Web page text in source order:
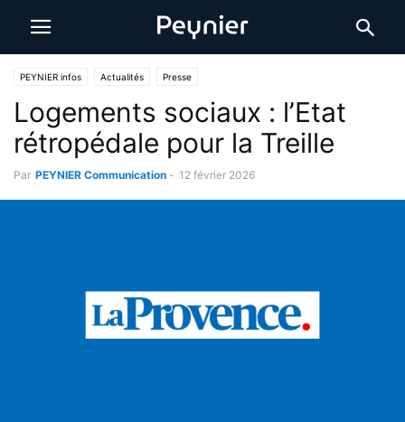
PEYNIER infos Actualités Presse
Logements sociaux : l’Etat
rétropédale pour la Treille
Par PEYNIER Communication - 12 février 2026